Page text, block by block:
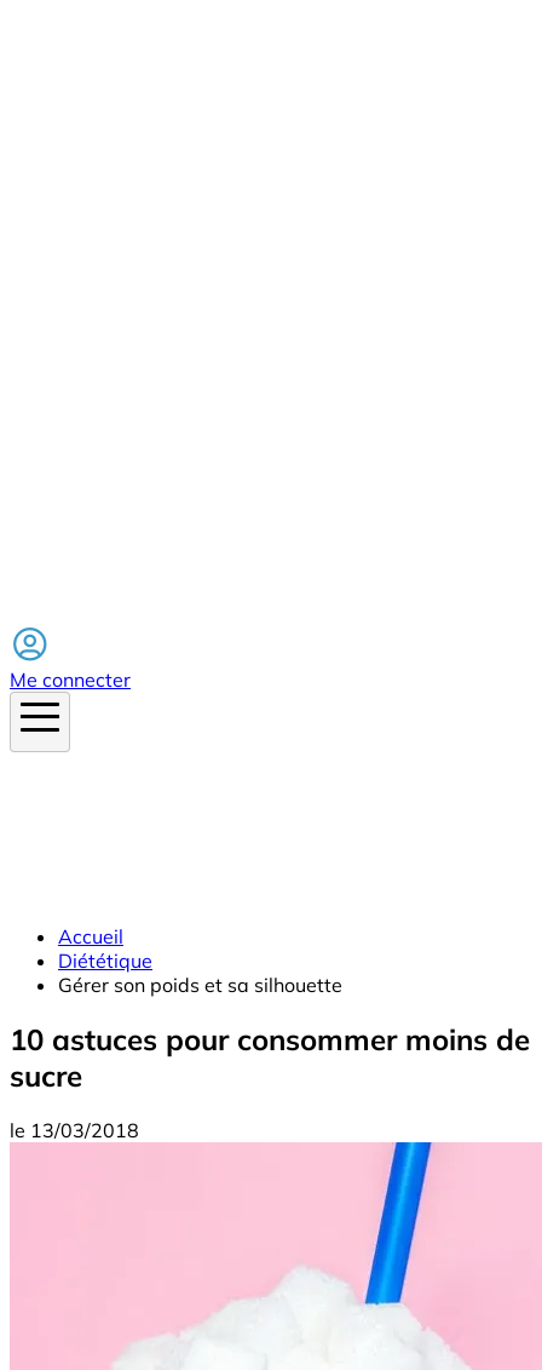
Me connecter
Accueil
Diététique
Gérer son poids et sa silhouette
10 astuces pour consommer moins de
sucre
le 13/03/2018